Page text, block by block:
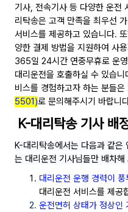
기사, 전속기사 등 다양한 운전
리탁송은 고객 만족을 최우선
서비스를 제공하고 있습니다.
양한 결제 방법을 지원하여 사
365일 24시간 연중무휴로 운
대리운전을 호출하실 수 있습
비스를 경험하고자 하는 분들
5501)로 문의해주시기 바랍니
K-대리탁송 기사 배
K-대리탁송에서는 다음과 같은
는 대리운전 기사님들만 배차해
대리운전 운행 경력이 풍
대리운전 서비스를 제공
운전면허 상태가 정상인